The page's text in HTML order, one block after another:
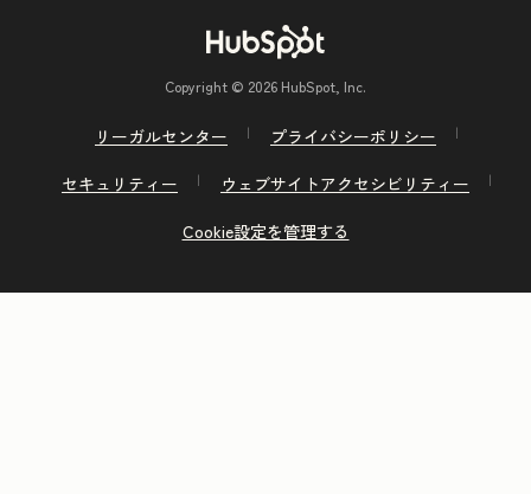
Copyright © 2026 HubSpot, Inc.
リーガルセンター
プライバシーポリシー
セキュリティー
ウェブサイトアクセシビリティー
Cookie設定を管理する